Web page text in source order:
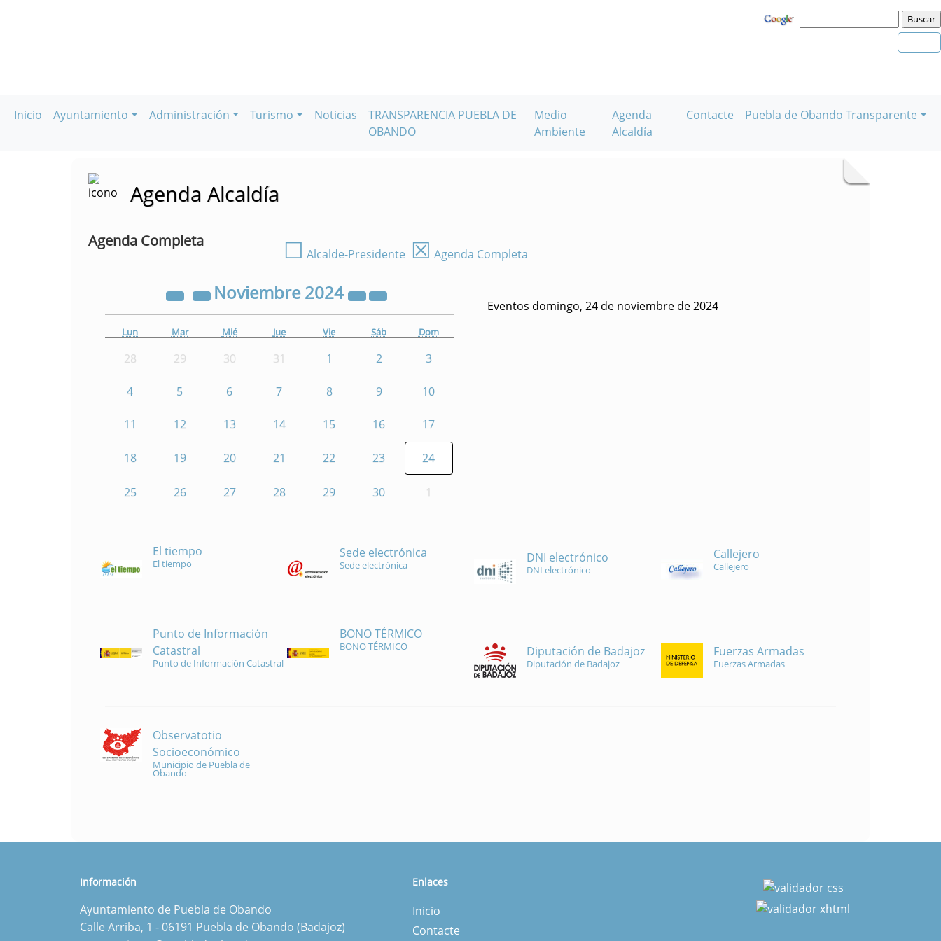
Inicio Ayuntamiento Administración Turismo Noticias
TRANSPARENCIA PUEBLA DE
OBANDO
Medio
Ambiente
Agenda
Alcaldía
Contacte Puebla de Obando Transparente
Agenda Alcaldía
Agenda Completa ☐ Alcalde-Presidente ☒ Agenda Completa
Noviembre2024
Lun Mar Mié Jue Vie Sáb Dom
28 29 30 31 1 2 3
4 5 6 7 8 9 10
11 12 13 14 15 16 17
18 19 20 21 22 23 24
25 26 27 28 29 30 1
Eventos domingo, 24 de noviembre de 2024
El tiempo
El tiempo
Sede electrónica
Sede electrónica DNI electrónico
DNI electrónico
Callejero
Callejero
Punto de Información
Catastral
Punto de Información Catastral
BONO TÉRMICO
BONO TÉRMICO Diputación de Badajoz
Diputación de Badajoz
Fuerzas Armadas
Fuerzas Armadas
Observatotio
Socioeconómico
Municipio de Puebla de
Obando
Información
Ayuntamiento de Puebla de Obando
Calle Arriba, 1 - 06191 Puebla de Obando (Badajoz)
Enlaces
Inicio
Contacte